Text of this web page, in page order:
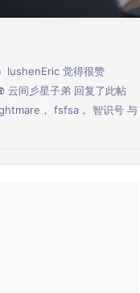
lushenEric 觉得很赞
间彡星子弟 回复了此帖
， fsfsa ， 智识号 与